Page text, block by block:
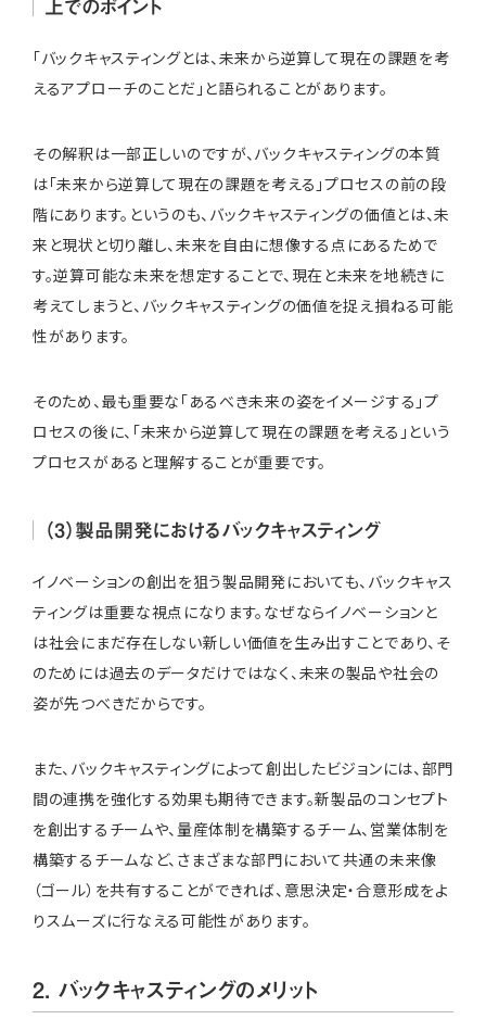
「バックキャスティングとは、未来から逆算して現在の課題を考
えるアプローチのことだ」と語られることがあります。
その解釈は一部正しいのですが、バックキャスティングの本質
は「未来から逆算して現在の課題を考える」プロセスの前の段
階にあります。というのも、バックキャスティングの価値とは、未
来と現状と切り離し、未来を自由に想像する点にあるためで
す。逆算可能な未来を想定することで、現在と未来を地続きに
考えてしまうと、バックキャスティングの価値を捉え損ねる可能
性があります。
そのため、最も重要な「あるべき未来の姿をイメージする」プ
ロセスの後に、「未来から逆算して現在の課題を考える」という
プロセスがあると理解することが重要です。
（3）製品開発におけるバックキャスティング
イノベーションの創出を狙う製品開発においても、バックキャス
ティングは重要な視点になります。なぜならイノベーションと
は社会にまだ存在しない新しい価値を生み出すことであり、そ
のためには過去のデータだけではなく、未来の製品や社会の
姿が先つべきだからです。
また、バックキャスティングによって創出したビジョンには、部門
間の連携を強化する効果も期待できます。新製品のコンセプト
を創出するチームや、量産体制を構築するチーム、営業体制を
構築するチームなど、さまざまな部門において共通の未来像
（ゴール）を共有することができれば、意思決定・合意形成をよ
りスムーズに行なえる可能性があります。
2. バックキャスティングのメリット